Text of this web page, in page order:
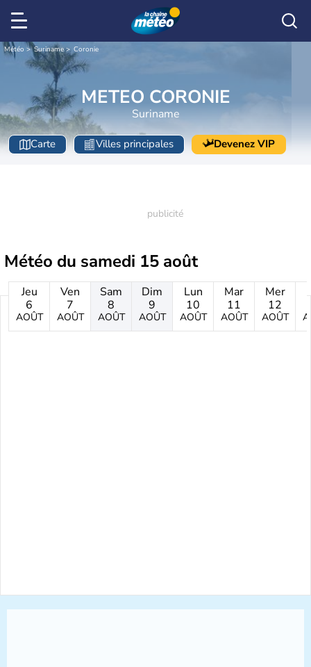
Météo Suriname Coronie
METEO CORONIE
Suriname
Carte Villes principales Devenez VIP
Météo du samedi 15 août
Jeu
6
AOÛT
Ven
7
AOÛT
Sam
8
AOÛT
Dim
9
AOÛT
Lun
10
AOÛT
Mar
11
AOÛT
Mer
12
AOÛT